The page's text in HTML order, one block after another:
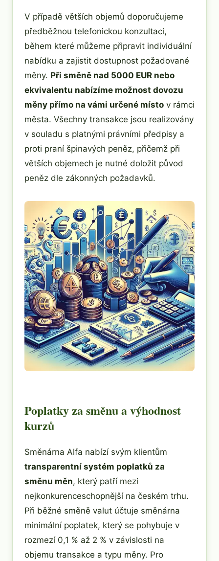
V případě větších objemů doporučujeme
předběžnou telefonickou konzultaci,
během které můžeme připravit individuální
nabídku a zajistit dostupnost požadované
měny. Při směně nad 5000 EUR nebo
ekvivalentu nabízíme možnost dovozu
měny přímo na vámi určené místo v rámci
města. Všechny transakce jsou realizovány
v souladu s platnými právními předpisy a
proti praní špinavých peněz, přičemž při
větších objemech je nutné doložit původ
peněz dle zákonných požadavků.
Poplatky za směnu a výhodnost
kurzů
Směnárna Alfa nabízí svým klientům
transparentní systém poplatků za
směnu měn, který patří mezi
nejkonkurenceschopnější na českém trhu.
Při běžné směně valut účtuje směnárna
minimální poplatek, který se pohybuje v
rozmezí 0,1 % až 2 % v závislosti na
objemu transakce a typu měny. Pro